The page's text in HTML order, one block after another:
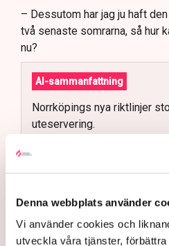
Denna webbplats använder
Vi använder cookies och
utveckla våra tjänster,
– Dessutom har jag ju haft
två senaste somrarna, så hur
nu?
AI-sammanfattning
Norrköpings nya riktlinjer
uteservering.
Kommunen kräver att
utpressning.
Flera krögare kritiserar
kommunikation.